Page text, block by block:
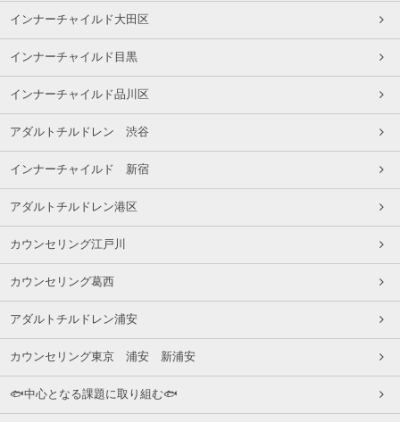
インナーチャイルド大田区
インナーチャイルド目黒
インナーチャイルド品川区
アダルトチルドレン 渋谷
インナーチャイルド 新宿
アダルトチルドレン港区
カウンセリング江戸川
カウンセリング葛西
アダルトチルドレン浦安
カウンセリング東京 浦安 新浦安
🐟中心となる課題に取り組む🐟